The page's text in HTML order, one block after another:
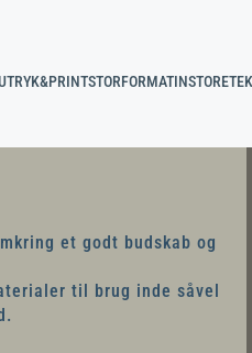
TRYK&PRINTSTORFORMATINSTORE
et godt budskab og
til brug inde såvel